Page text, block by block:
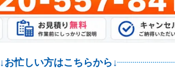
↓お忙しい方はこちらから↓